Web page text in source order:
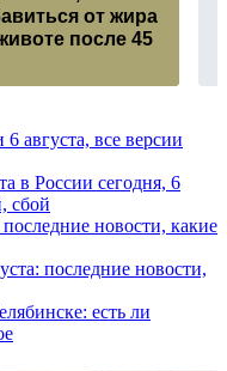
от жира
после 45
августа, все версии
в России сегодня, 6
сбой
новости, какие
последние новости,
есть ли